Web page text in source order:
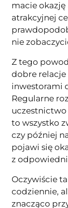
macie
atrakcyjnej
nie
Z tego
dobre
inwestorami
Regularne
to wszystko
czy później
pojawi się
z
Oczywiście
codziennie,
znacząco